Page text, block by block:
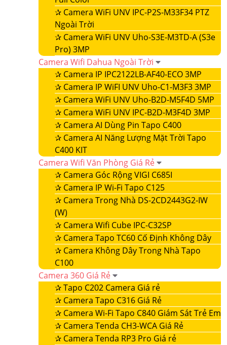
✰ Camera WiFi UNV IPC-P2S-M33F34 PTZ
Ngoài Trời
✰ Camera WiFi UNV Uho-S3E-M3TD-A (S3e
Pro) 3MP
Camera Wifi Dahua Ngoài Trời
✰ Camera IP IPC2122LB-AF40-ECO 3MP
✰ Camera IP WiFI UNV Uho-C1-M3F3 3MP
✰ Camera WiFi UNV Uho-B2D-M5F4D 5MP
✰ Camera WiFi UNV IPC-B2D-M3F4D 3MP
✰ Camera AI Dùng Pin Tapo C400
✰ Camera AI Năng Lượng Mặt Trời Tapo
C400 KIT
Camera Wifi Văn Phòng Giá Rẻ
✰ Camera Góc Rộng VIGI C685I
✰ Camera IP Wi-Fi Tapo C125
✰ Camera Trong Nhà DS-2CD2443G2-IW
(W)
✰ Camera Wifi Cube IPC-C32SP
✰ Camera Tapo TC60 Cố Định Không Dây
✰ Camera Không Dây Trong Nhà Tapo
C100
Camera 360 Giá Rẻ
✰Tapo C202 Camera Giá rẻ
✰ Camera Tapo C316 Giá Rẻ
✰ Camera Wi-Fi Tapo C840 Giám Sát Trẻ Em
✰ Camera Tenda CH3-WCA Giá Rẻ
✰ Camera Tenda RP3 Pro Giá rẻ